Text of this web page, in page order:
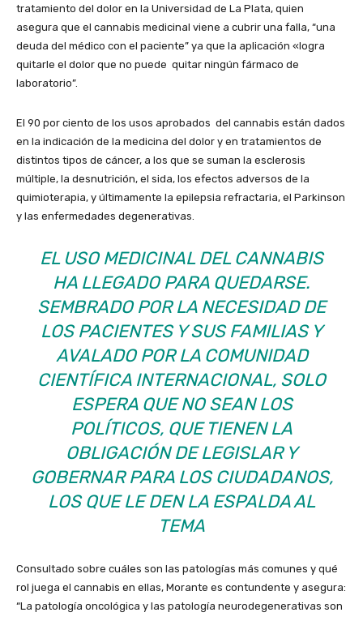
tratamiento del dolor en la Universidad de La Plata, quien
asegura que el cannabis medicinal viene a cubrir una falla, “una
deuda del médico con el paciente” ya que la aplicación «logra
quitarle el dolor que no puede quitar ningún fármaco de
laboratorio”.
El 90 por ciento de los usos aprobados del cannabis están dados
en la indicación de la medicina del dolor y en tratamientos de
distintos tipos de cáncer, a los que se suman la esclerosis
múltiple, la desnutrición, el sida, los efectos adversos de la
quimioterapia, y últimamente la epilepsia refractaria, el Parkinson
y las enfermedades degenerativas.
EL USO MEDICINAL DEL CANNABIS
HA LLEGADO PARA QUEDARSE.
SEMBRADO POR LA NECESIDAD DE
LOS PACIENTES Y SUS FAMILIAS Y
AVALADO POR LA COMUNIDAD
CIENTÍFICA INTERNACIONAL, SOLO
ESPERA QUE NO SEAN LOS
POLÍTICOS, QUE TIENEN LA
OBLIGACIÓN DE LEGISLAR Y
GOBERNAR PARA LOS CIUDADANOS,
LOS QUE LE DEN LA ESPALDA AL
TEMA
Consultado sobre cuáles son las patologías más comunes y qué
rol juega el cannabis en ellas, Morante es contundente y asegura:
“La patología oncológica y las patología neurodegenerativas son